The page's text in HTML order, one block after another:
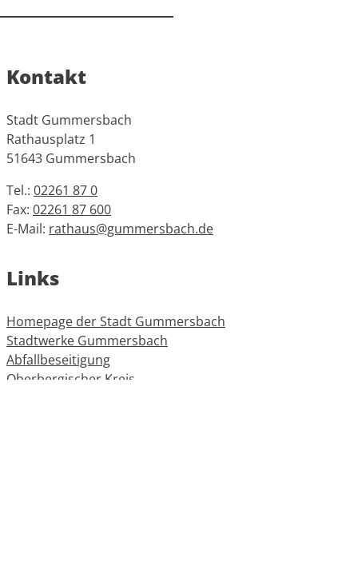
Kontakt
Stadt Gummersbach
Rathausplatz 1
51643 Gummersbach
Tel.: 02261 87 0
Fax: 02261 87 600
E-Mail: rathaus@gummersbach.de
Links
Homepage der Stadt Gummersbach
Stadtwerke Gummersbach
Abfallbeseitigung
Oberbergischer Kreis